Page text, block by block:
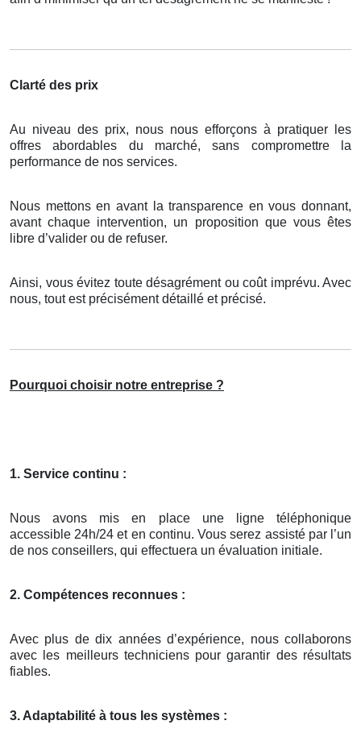
Clarté des prix
Au niveau des prix, nous nous efforçons à pratiquer les
offres abordables du marché, sans compromettre la
performance de nos services.
Nous mettons en avant la transparence en vous donnant,
avant chaque intervention, un proposition que vous êtes
libre d’valider ou de refuser.
Ainsi, vous évitez toute désagrément ou coût imprévu. Avec
nous, tout est précisément détaillé et précisé.
Pourquoi choisir notre entreprise ?
1. Service continu :
Nous avons mis en place une ligne téléphonique
accessible 24h/24 et en continu. Vous serez assisté par l’un
de nos conseillers, qui effectuera un évaluation initiale.
2. Compétences reconnues :
Avec plus de dix années d’expérience, nous collaborons
avec les meilleurs techniciens pour garantir des résultats
fiables.
3. Adaptabilité à tous les systèmes :